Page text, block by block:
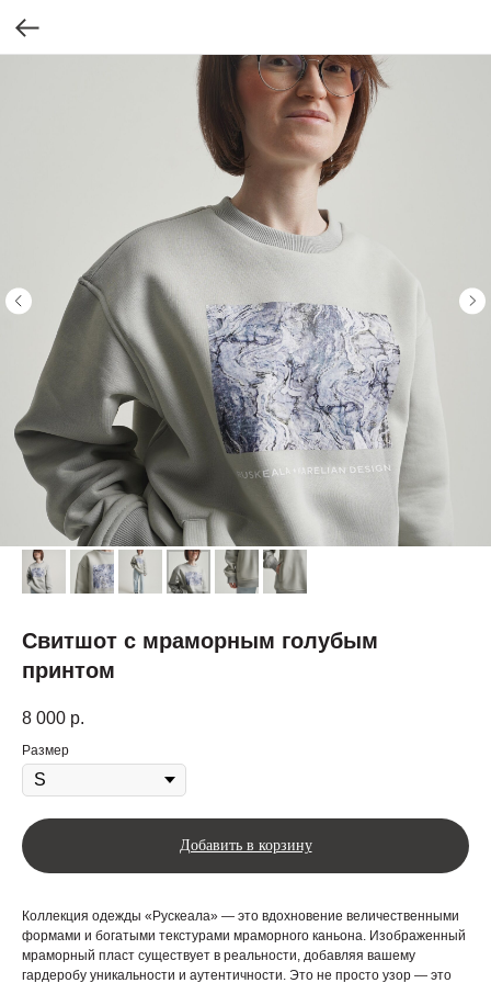
Свитшот с мраморным голубым
принтом
8 000 р.
Размер
Добавить в корзину
Коллекция одежды «Рускеала» — это вдохновение величественными
формами и богатыми текстурами мраморного каньона. Изображенный
мраморный пласт существует в реальности, добавляя вашему
гардеробу уникальности и аутентичности. Это не просто узор — это